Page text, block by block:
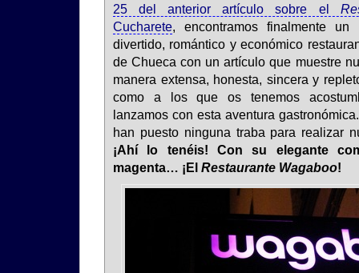
25 del anterior artículo sobre el
Cucharete, encontramos finalmente
divertido, romántico y económico
de Chueca con un artículo que muestre
manera extensa, honesta, sincera y
como a los que os tenemos
lanzamos con esta aventura
han puesto ninguna traba para realizar
¡Ahí lo tenéis! Con su elegante
magenta… ¡El Restaurante Wagaboo!